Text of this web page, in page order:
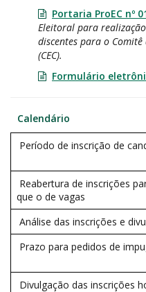
Portaria ProEC nº
Eleitoral para
discentes para o Comitê
(CEC).
Formulário
Calendário
Período de inscrição de
Reabertura de inscrições
que o de vagas
Análise das inscrições e
Prazo para pedidos de
Divulgação das inscrições